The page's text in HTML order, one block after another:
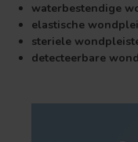
waterbestendige
elastische
steriele
detecteerbare